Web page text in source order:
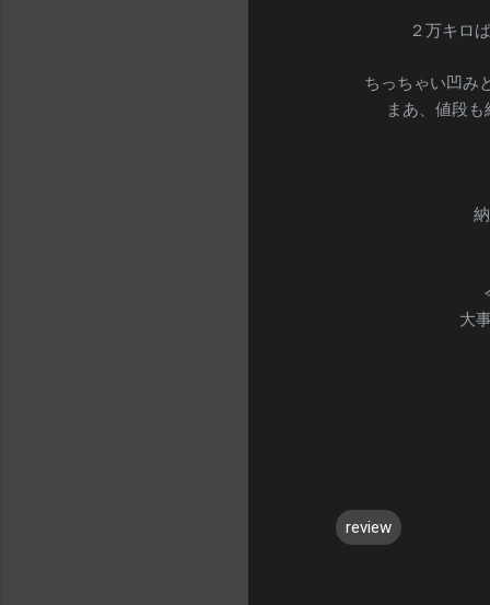
２万キロ
ちっちゃい凹み
まあ、値段
大
review